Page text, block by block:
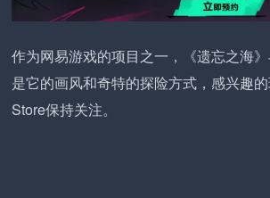
作为网易游戏的项目之一，《遗忘之海
是它的画风和奇特的探险方式，感兴趣
Store保持关注。